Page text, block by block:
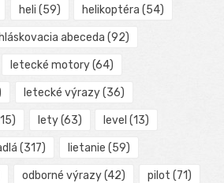
heli (59) helikoptéra (54)
hláskovacia abeceda (92)
letecké motory(64)
letecké výrazy(36)
lety(63) level (13)
(317) lietanie (59)
odborné výrazy(42) pilot (71)